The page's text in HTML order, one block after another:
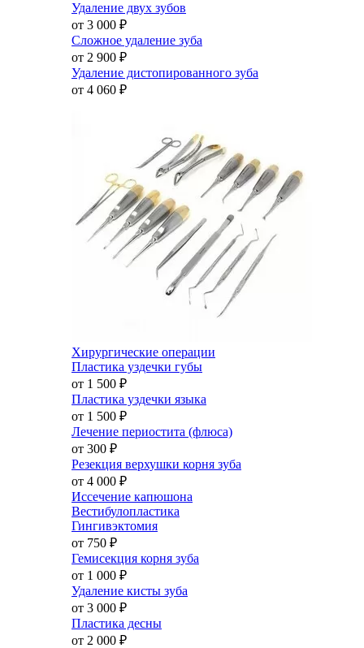
Удаление двух зубов
от 3 000 ₽
Сложное удаление зуба
от 2 900 ₽
Удаление дистопированного зуба
от 4 060 ₽
Хирургические операции
Пластика уздечки губы
от 1 500 ₽
Пластика уздечки языка
от 1 500 ₽
Лечение периостита (флюса)
от 300 ₽
Резекция верхушки корня зуба
от 4 000 ₽
Иссечение капюшона
Вестибулопластика
Гингивэктомия
от 750 ₽
Гемисекция корня зуба
от 1 000 ₽
Удаление кисты зуба
от 3 000 ₽
Пластика десны
от 2 000 ₽